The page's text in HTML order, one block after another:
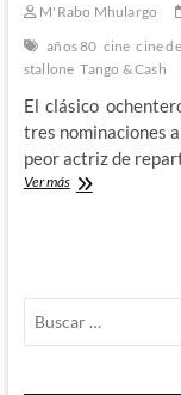
M'Rabo Mhulargo
años 80 cine cine
stallone Tango & Cash
El clásico
tres nominaciones
peor actriz de
Ver másClásicos
Cash